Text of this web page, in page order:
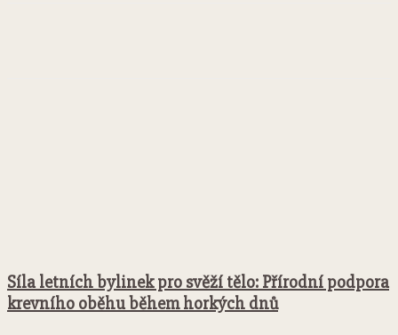
Síla letních bylinek pro svěží tělo: Přírodní podpora
krevního oběhu během horkých dnů